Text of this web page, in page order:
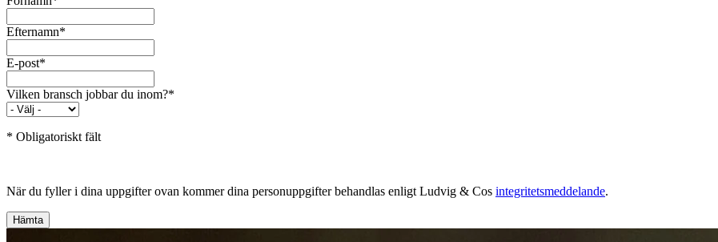
Efternamn*
E-post*
Vilken bransch jobbar du inom?*
* Obligatoriskt fält
När du fyller i dina uppgifter ovan kommer dina personuppgifter behandlas enligt Ludvig & Cos integritetsmeddelande.